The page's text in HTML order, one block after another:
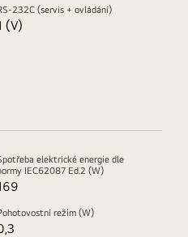
232C (servis + ovládání)
(V)
elektrické energie dle
IEC62087 Ed.2 (W)
režim (W)